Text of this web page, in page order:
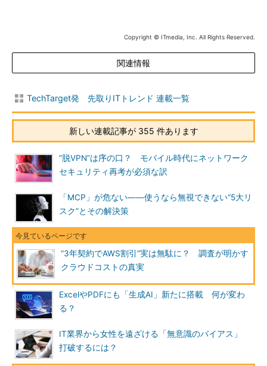
Copyright © ITmedia, Inc. All Rights Reserved.
関連情報
TechTarget発 先取りITトレンド 連載一覧
新しい連載記事が 355 件あります
“脱VPN”は序の口？ モバイル時代にネットワーク
セキュリティ再考が必須な訳
「MCP」が危ない――使うなら無視できない“5大リ
スク”とその解決策
“3年契約でAWS割引”実は無駄に？ 調査が明かす
クラウドコストの真実
ExcelやPDFにも「生成AI」新たに搭載 何が変わ
る？
IT業界から女性を遠ざける「無意識のバイアス」
打破するには？